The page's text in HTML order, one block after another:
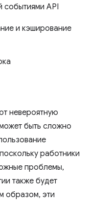
событиями API
и кэширование
невероятную
быть сложно
работники
проблемы,
также будет
образом, эти